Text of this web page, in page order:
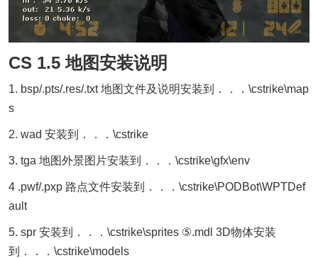
CS 1.5 地图安装说明
1. bsp/.pts/.res/.txt 地图文件及说明安装到．．．\cstrike\map
s
2. wad 安装到．．．\cstrike
3. tga 地图外景图片安装到．．．\cstrike\gfx\env
4 .pwf/.pxp 路点文件安装到．．．\cstrike\PODBot\WPTDef
ault
5. spr 安装到．．．\cstrike\sprites ⑤.mdl 3D物体安装
到．．．\cstrike\models